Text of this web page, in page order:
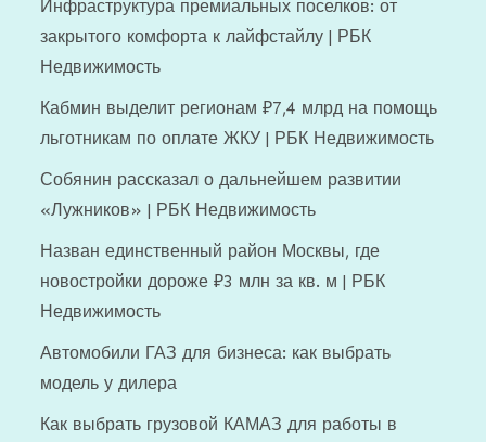
Инфраструктура премиальных поселков: от
закрытого комфорта к лайфстайлу | РБК
Недвижимость
Кабмин выделит регионам ₽7,4 млрд на помощь
льготникам по оплате ЖКУ | РБК Недвижимость
Собянин рассказал о дальнейшем развитии
«Лужников» | РБК Недвижимость
Назван единственный район Москвы, где
новостройки дороже ₽3 млн за кв. м | РБК
Недвижимость
Автомобили ГАЗ для бизнеса: как выбрать
модель у дилера
Как выбрать грузовой КАМАЗ для работы в